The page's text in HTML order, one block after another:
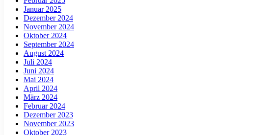
Januar 2025
Dezember 2024
November 2024
Oktober 2024
September 2024
August 2024
Juli 2024
Juni 2024
Mai 2024
April 2024
März 2024
Februar 2024
Dezember 2023
November 2023
Oktober 2023